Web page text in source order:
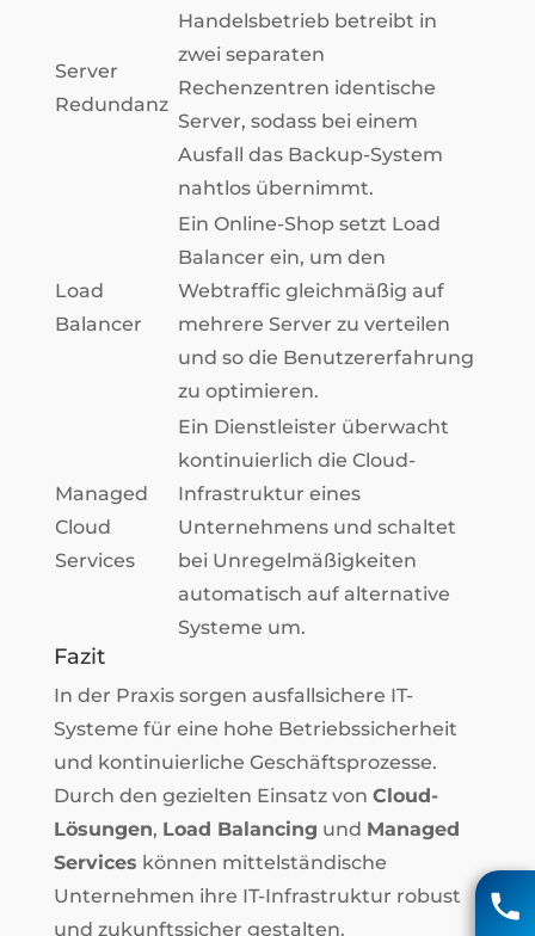
Server
Redundanz
Handelsbetrieb betreibt in
zwei separaten
Rechenzentren identische
Server, sodass bei einem
Ausfall das Backup-System
nahtlos übernimmt.
Load
Balancer
Ein Online-Shop setzt Load
Balancer ein, um den
Webtraffic gleichmäßig auf
mehrere Server zu verteilen
und so die Benutzererfahrung
zu optimieren.
Managed
Cloud
Services
Ein Dienstleister überwacht
kontinuierlich die Cloud-
Infrastruktur eines
Unternehmens und schaltet
bei Unregelmäßigkeiten
automatisch auf alternative
Systeme um.
Fazit
In der Praxis sorgen ausfallsichere IT-
Systeme für eine hohe Betriebssicherheit
und kontinuierliche Geschäftsprozesse.
Durch den gezielten Einsatz von Cloud-
Lösungen, Load Balancing und Managed
Services können mittelständische
Unternehmen ihre IT-Infrastruktur robust
und zukunftssicher gestalten.
Matthias Voigt
04131 85 90